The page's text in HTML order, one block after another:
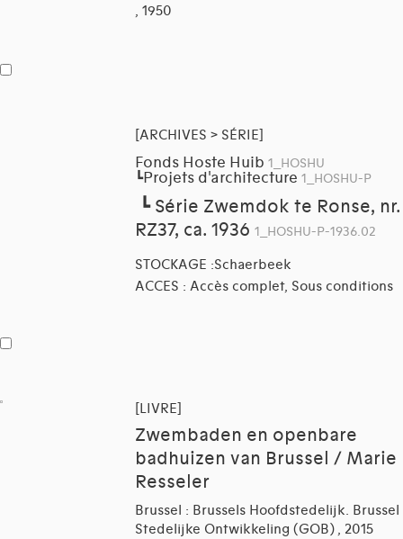
, 1950
[ARCHIVES > SÉRIE]
Fonds Hoste Huib 1_HOSHU
┗Projets d'architecture 1_HOSHU-P
┗ Série Zwemdok te Ronse, nr.
RZ37, ca. 1936 1_HOSHU-P-1936.02
STOCKAGE :Schaerbeek
ACCES : Accès complet, Sous conditions
[LIVRE]
Zwembaden en openbare
badhuizen van Brussel / Marie
Resseler
Brussel : Brussels Hoofdstedelijk. Brussel
Stedelijke Ontwikkeling (GOB) , 2015